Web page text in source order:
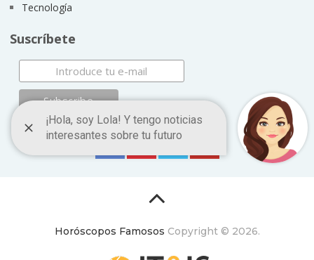
Tecnología
Suscríbete
Horóscopos Famosos Copyright © 2026.